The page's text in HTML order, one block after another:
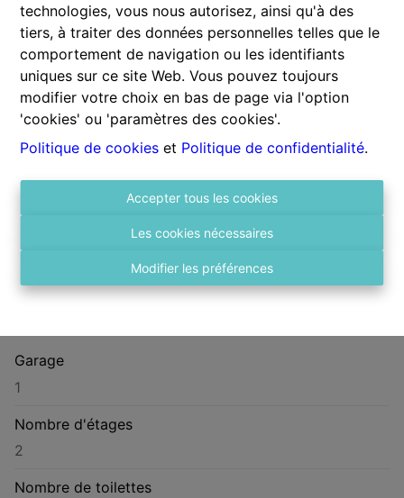
technologies, vous nous autorisez, ainsi qu'à des
tiers, à traiter des données personnelles telles que le
comportement de navigation ou les identifiants
uniques sur ce site Web. Vous pouvez toujours
modifier votre choix en bas de page via l'option
'cookies' ou 'paramètres des cookies'.
Politique de cookies et Politique de confidentialité.
Accepter tous les cookies
Les cookies nécessaires
Modifier les préférences
Adresse
Langemarkstraat 33, 2600 Antwerpen
Superficie habitable
165 m²
Disponibilité
Nombre de chambres
Nombre de salles de bain
Garage
1
Nombre d'étages
2
Nombre de toilettes